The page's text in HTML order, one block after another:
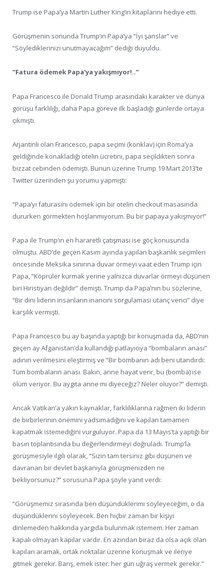
Trump ise Papa’ya Martin Luther King’in kitaplarını hediye etti.
Görüşmenin sonunda Trump’ın Papa’ya “İyi şanslar” ve
“Söylediklerinizi unutmayacağım” dediği duyuldu.
“Fatura ödemek Papa’ya yakışmıyor!..”
Papa Francesco ile Donald Trump arasındaki karakter ve dünya
görüşü farklılığı, daha Papa göreve ilk başladığı günlerde ortaya
çıkmıştı.
Arjantinli olan Francesco, papa seçimi (konklav) için Roma’ya
geldiğinde konakladığı otelin ücretini, papa seçildikten sonra
bizzat cebinden ödemişti. Bunun üzerine Trump 19 Mart 2013’te
Twitter üzerinden şu yorumu yapmıştı:
“Papa’yı faturasını ödemek için bir otelin checkout masasında
dururken görmekten hoşlanmıyorum. Bu bir papaya yakışmıyor!”
Papa ile Trump’ın en hararetli çatışması ise göç konusunda
olmuştu. ABD’de geçen Kasım ayında yapılan başkanlık seçimleri
öncesinde Meksika sınırına duvar örmeyi vaat eden Trump için
Papa, “Köprüler kurmak yerine yalnızca duvarlar örmeyi düşünen
biri Hıristiyan değildir” demişti. Trump da Papa’nın bu sözlerine,
“Bir dini liderin insanların inancını sorgulaması utanç verici” diye
karşılık vermişti.
Papa Francesco bu ay başında yaptığı bir konuşmada da, ABD’nin
geçen ay Afganistan’da kullandığı patlayıcıya “bombaların anası”
adının verilmesini eleştirmiş ve “Bir bombanın adı beni utandırdı:
Tüm bombaların anası. Bakın, anne hayat verir, bu (bomba) ise
ölüm veriyor. Bu aygıta anne mi diyeceğiz? Neler oluyor?” demişti.
Ancak Vatikan’a yakın kaynaklar, farklılıklarına rağmen iki liderin
de birbirlerinin önemini yadsımadığını ve kapıları tamamen
kapatmak istemediğini vurguluyor. Papa da 13 Mayıs’ta yaptığı bir
basın toplantısında bu değerlendirmeyi doğruladı. Trump’la
görüşmesiyle ilgili olarak, “Sizin tam tersiniz gibi düşünen ve
davranan bir devlet başkanıyla görüşmenizden ne
bekliyorsunuz?” sorusuna Papa şöyle yanıt verdi:
“Görüşmemiz sırasında ben düşündüklerimi söyleyeceğim, o da
düşündüklerini söyleyecek. Ben hiçbir zaman bir kişiyi
dinlemeden hakkında yargıda bulunmak istemem. Her zaman
kapalı olmayan kapılar vardır. En azından biraz da olsa açık olan
kapıları aramak, ortak noktalar üzerine konuşmak ve ileriye
gitmek gerekir. Barış, emek ister: her gün uğraş vermek gerekir.”